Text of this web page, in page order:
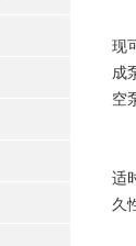
现
成
空
适
久